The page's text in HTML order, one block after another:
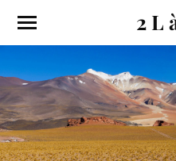
2 L